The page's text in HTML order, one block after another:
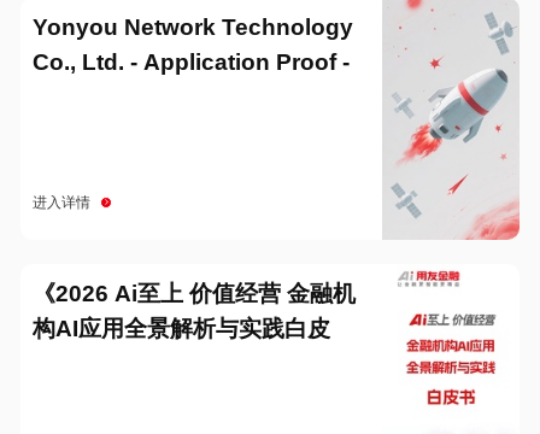
Yonyou Network Technology
Co., Ltd. - Application Proof -
进入详情
《2026 Ai至上 价值经营 金融机
构AI应用全景解析与实践白皮